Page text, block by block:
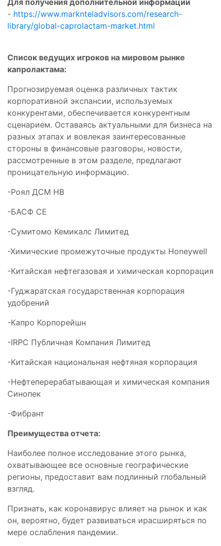
- https://www.marknteladvisors.com/research-
library/global-caprolactam-market.html
Список ведущих игроков на мировом рынке
капролактама:
Прогнозируемая оценка различных тактик
корпоративной экспансии, используемых
конкурентами, обеспечивается конкурентным
сценарием. Оставаясь актуальными для бизнеса на
разных этапах и вовлекая заинтересованные
стороны в финансовые разговоры, новости,
рассмотренные в этом разделе, предлагают
проницательную информацию.
-Роял ДСМ НВ
-БАСФ СЕ
-Сумитомо Кемикалс Лимитед
-Химические промежуточные продукты Honeywell
-Китайская нефтегазовая и химическая корпорация
-Гуджаратская государственная корпорация
удобрений
-Капро Корпорейшн
-IRPC Публичная Компания Лимитед
-Китайская национальная нефтяная корпорация
-Нефтеперерабатывающая и химическая компания
Синопек
-Фибрант
Преимущества отчета:
Наиболее полное исследование этого рынка,
охватывающее все основные географические
регионы, предоставит вам подлинный глобальный
взгляд.
Признать, как коронавирус влияет на рынок и как
он, вероятно, будет развиваться ирасширяться по
мере ослабления пандемии.